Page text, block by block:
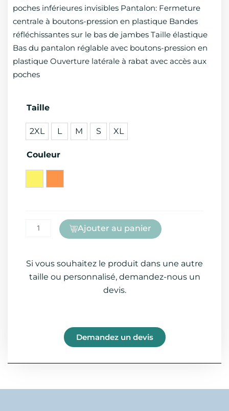
poches inférieures invisibles Pantalon: Fermeture
centrale à boutons-pression en plastique Bandes
réfléchissantes sur le bas de jambes Taille élastique
Bas du pantalon réglable avec boutons-pression en
plastique Ouverture latérale à rabat avec accès aux
poches
Taille
2XL L M S XL
Couleur
quantité
COMBINAISON
HV
Ajouter au panier
Si vous souhaitez le produit dans une autre
taille ou personnalisé, demandez-nous un
devis.
Demandez un devis